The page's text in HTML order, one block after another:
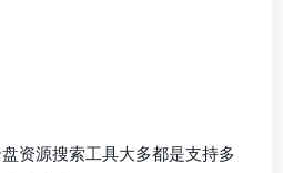
资源搜索工具大多都是支持多